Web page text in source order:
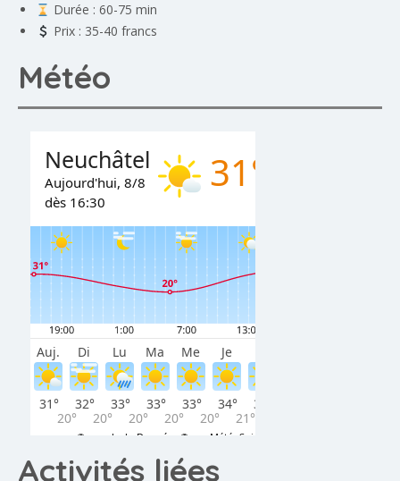
Durée : 60-75 min
Prix : 35-40 francs
Météo
Activités liées